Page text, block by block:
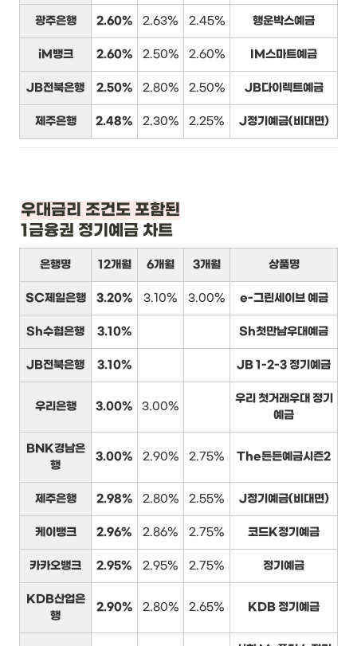
광주은행 2.60% 2.63% 2.45% 행운박스예금
iM뱅크 2.60% 2.50% 2.60% IM스마트예금
JB전북은행 2.50% 2.80% 2.50% JB다이렉트예금
제주은행 2.48% 2.30% 2.25% J정기예금(비대면)
1금융권 정기예금 차트
은행명 12개월 6개월 3개월 상품명
SC제일은행 3.20% 3.10% 3.00% e-그린세이브 예금
Sh수협은행 3.10% Sh첫만남우대예금
JB전북은행 3.10% JB 1-2-3 정기예금
우리은행 3.00% 3.00%
우리 첫거래우대 정기
예금
BNK경남은
행
3.00% 2.90% 2.75% The든든예금시즌2
제주은행 2.98% 2.80% 2.55% J정기예금(비대면)
케이뱅크 2.96% 2.86% 2.75% 코드K정기예금
카카오뱅크 2.95% 2.95% 2.75% 정기예금
KDB산업은
행
2.90% 2.80% 2.65% KDB 정기예금